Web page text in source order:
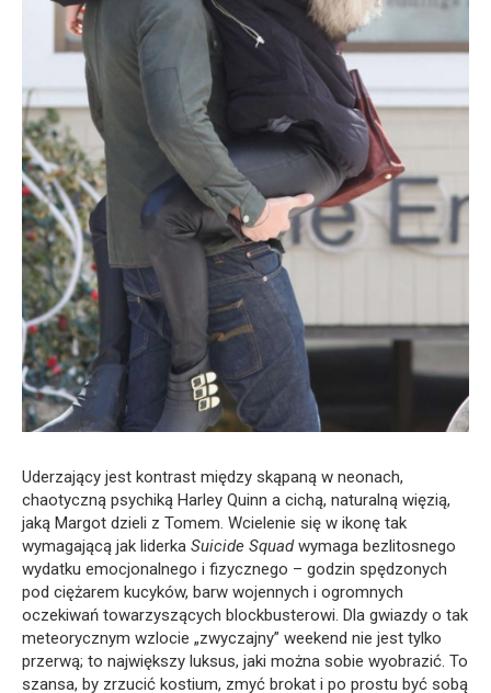
Uderzający jest kontrast między skąpaną w neonach,
chaotyczną psychiką Harley Quinn a cichą, naturalną więzią,
jaką Margot dzieli z Tomem. Wcielenie się w ikonę tak
wymagającą jak liderka Suicide Squadwymaga bezlitosnego
wydatku emocjonalnego i fizycznego – godzin spędzonych
pod ciężarem kucyków, barw wojennych i ogromnych
oczekiwań towarzyszących blockbusterowi. Dla gwiazdy o tak
meteorycznym wzlocie „zwyczajny” weekend nie jest tylko
przerwą; to największy luksus, jaki można sobie wyobrazić. To
szansa, by zrzucić kostium, zmyć brokat i po prostu być sobą